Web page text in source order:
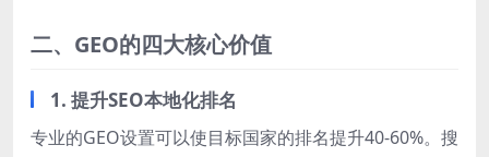
二、GEO的四大核心价值
1. 提升SEO本地化排名
专业的GEO设置可以使目标国家的排名提升40-60%。搜